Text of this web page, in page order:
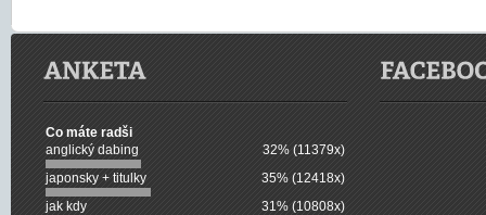
Co máte radši
anglický dabing
32% (11379x)
japonsky + titulky
35% (12418x)
jak kdy
31% (10808x)